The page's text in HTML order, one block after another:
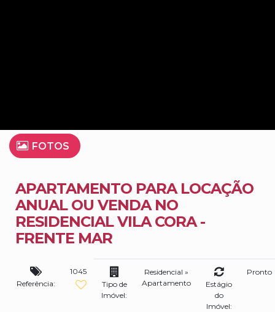
FOTOS
APARTAMENTO PARA LOCAÇÃO
ANUAL OU VENDA NO
RESIDENCIAL VILA CORA -
FRENTE MAR
Referência:
1045
Tipo de
Imóvel:
Residencial »
Apartamento
Estágio
do
Imóvel:
Pronto